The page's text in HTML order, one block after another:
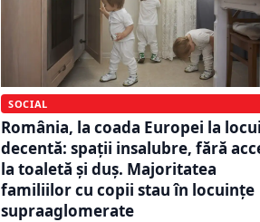
SOCIAL
România, la coada Europei la
decentă: spații insalubre, fără
la toaletă și duș. Majoritatea
familiilor cu copii stau în locuințe
supraaglomerate